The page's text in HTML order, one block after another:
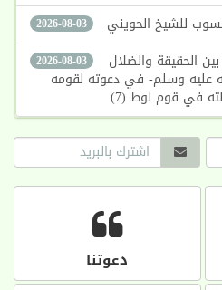
2026-08-03 للشيخ الحويني
2026-08-03 الحقيقة والضلال
عليه وسلم- في دعوته لقومه
في قوم لوط (7)
دعوتنا